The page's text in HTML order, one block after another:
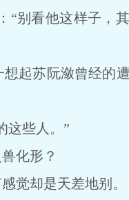
别看他这样子，
起苏阮潋曾经的
些人。”
化形？
觉却是天差地别。